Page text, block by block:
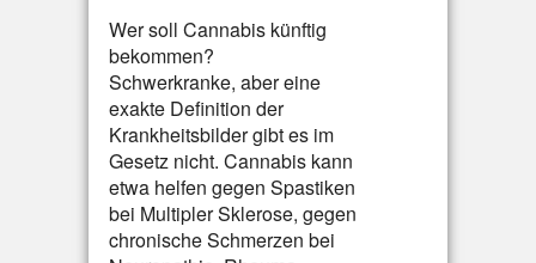
Wer soll Cannabis künftig
bekommen?
Schwerkranke, aber eine
exakte Definition der
Krankheitsbilder gibt es im
Gesetz nicht. Cannabis kann
etwa helfen gegen Spastiken
bei Multipler Sklerose, gegen
chronische Schmerzen bei